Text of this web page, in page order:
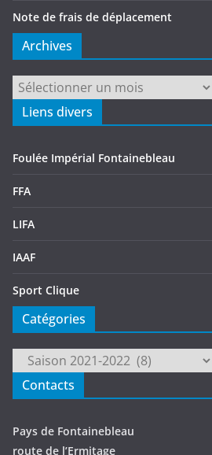
Note de frais de déplacement
Archives
Archives
Liens divers
Foulée Impérial Fontainebleau
FFA
LIFA
IAAF
Sport Clique
Catégories
Catégories
Contacts
Pays de Fontainebleau
route de l’Ermitage